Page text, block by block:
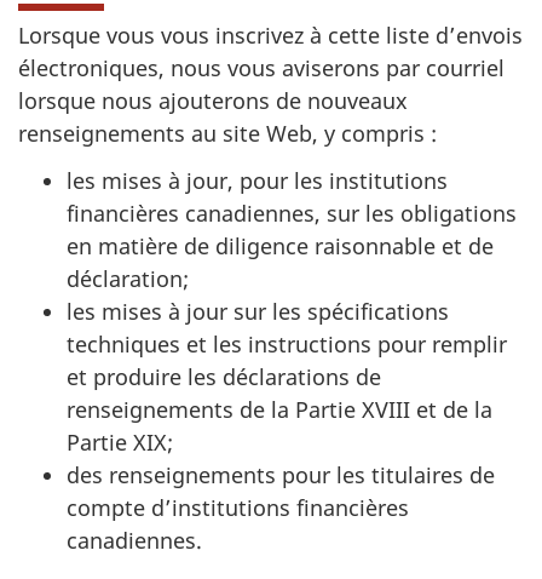
Lorsque vous vous inscrivez à cette liste d’envois
électroniques, nous vous aviserons par courriel
lorsque nous ajouterons de nouveaux
renseignements au site Web, y compris :
les mises à jour, pour les institutions
financières canadiennes, sur les obligations
en matière de diligence raisonnable et de
déclaration;
les mises à jour sur les spécifications
techniques et les instructions pour remplir
et produire les déclarations de
renseignements de la Partie XVIII et de la
Partie XIX;
des renseignements pour les titulaires de
compte d’institutions financières
canadiennes.